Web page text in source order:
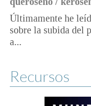
Últimamente he
sobre la subida del
a...
Recursos